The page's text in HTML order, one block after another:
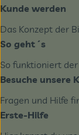
Kunde werden
Das Konzept der
So geht´s
So funktioniert
Besuche unsere
Fragen und Hilfe
Erste-Hilfe